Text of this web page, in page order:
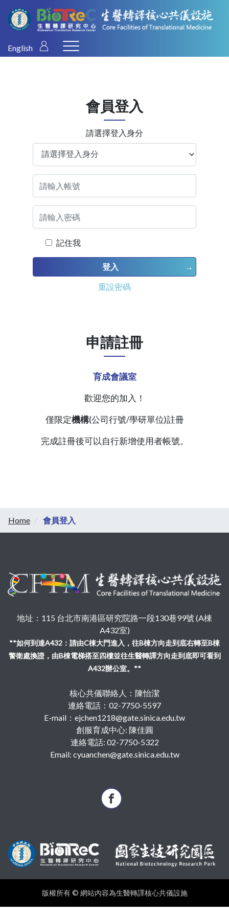
English
會員登入
請選擇登入身分
記住我
登入
重設密碼
申請註冊
育成會議室
歡迎您的加入！
僅限定機構(公司行號/學研單位)註冊
完成註冊後可以自行新增使用者帳號。
Home 會員登入
地址：115 台北市南港區研究院路一段130巷99號 (A棟
A432室)
**如何到達A432：請由C棟大門進入，往B棟方向走到底右轉至B棟
警衛處換證，由B棟電梯搭至四樓並往生醫轉譯方向走到底即可看到
A432辦公室。**
核心共儀聯絡人：陳怡潔
連絡電話：02-7750-5597
E-mail：ejchen1218@gate.sinica.edu.tw
創服育成中心: 陳佳圓
連絡電話: 02-7750-5322
Email: cyuanchen@gate.sinica.edu.tw
版權所有 © 網站內容為生醫轉譯核心共儀設施